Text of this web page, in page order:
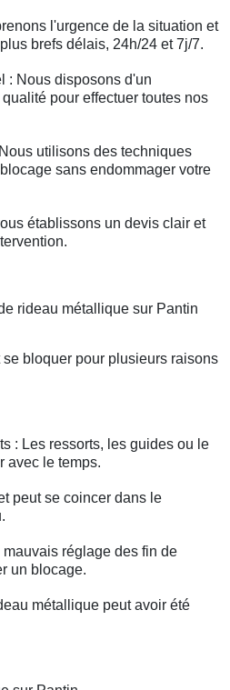
l'urgence de la situation et
brefs délais, 24h/24 et 7j/7.
: Nous disposons d'un
pour effectuer toutes nos
utilisons des techniques
sans endommager votre
établissons un devis clair et
rideau métallique sur Pantin
bloquer pour plusieurs raisons
: Les ressorts, les guides ou le
avec le temps.
peut se coincer dans le
réglage des fin de
un blocage.
métallique peut avoir été